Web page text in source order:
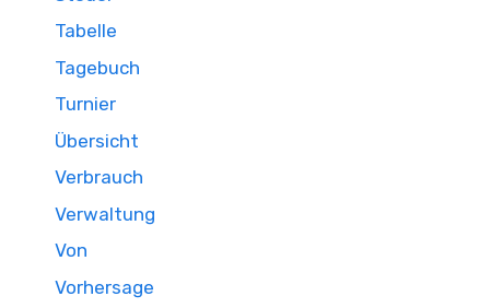
Tabelle
Tagebuch
Turnier
Übersicht
Verbrauch
Verwaltung
Von
Vorhersage